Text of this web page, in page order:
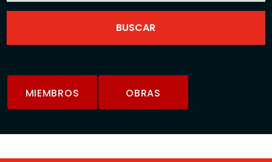
MIEMBROS OBRAS